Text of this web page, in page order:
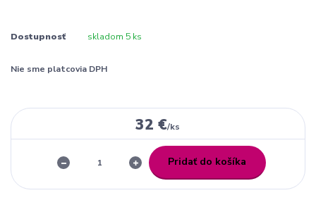
Dostupnosť skladom 5 ks
Nie sme platcovia DPH
32 €/ks
Pridať do košíka